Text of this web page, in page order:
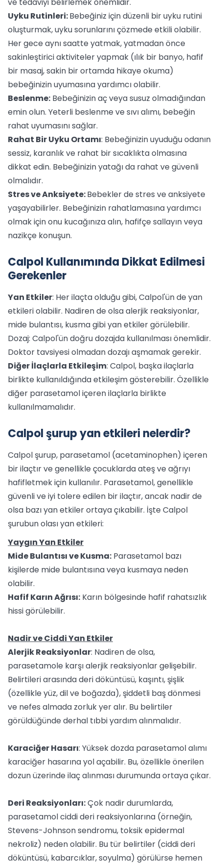
Uyku Rutinleri:Bebeğiniz için düzenli bir uyku rutini
oluşturmak, uyku sorunlarını çözmede etkili olabilir.
Her gece aynı saatte yatmak, yatmadan önce
sakinleştirici aktiviteler yapmak (ılık bir banyo, hafif
bir masaj, sakin bir ortamda hikaye okuma)
bebeğinizin uyumasına yardımcı olabilir.
Beslenme: Bebeğinizin aç veya susuz olmadığından
emin olun. Yeterli beslenme ve sıvı alımı, bebeğin
rahat uyumasını sağlar.
Rahat Bir Uyku Ortamı: Bebeğinizin uyuduğu odanın
sessiz, karanlık ve rahat bir sıcaklıkta olmasına
dikkat edin. Bebeğinizin yatağı da rahat ve güvenli
olmalıdır.
Stres ve Anksiyete:Bebekler de stres ve anksiyete
yaşayabilirler. Bebeğinizin rahatlamasına yardımcı
olmak için onu kucağınıza alın, hafifçe sallayın veya
nazikçe konuşun.
Calpol Kullanımında Dikkat Edilmesi
Gerekenler
Yan Etkiler: Her ilaçta olduğu gibi, Calpol'ün de yan
etkileri olabilir. Nadiren de olsa alerjik reaksiyonlar,
mide bulantısı, kusma gibi yan etkiler görülebilir.
Dozaj: Calpol'ün doğru dozajda kullanılması önemlidir.
Doktor tavsiyesi olmadan dozajı aşmamak gerekir.
Diğer İlaçlarla Etkileşim: Calpol, başka ilaçlarla
birlikte kullanıldığında etkileşim gösterebilir. Özellikle
diğer parasetamol içeren ilaçlarla birlikte
kullanılmamalıdır.
Calpol şurup yan etkileri nelerdir?
Calpol şurup, parasetamol (acetaminophen) içeren
bir ilaçtır ve genellikle çocuklarda ateş ve ağrıyı
hafifletmek için kullanılır. Parasetamol, genellikle
güvenli ve iyi tolere edilen bir ilaçtır, ancak nadir de
olsa bazı yan etkiler ortaya çıkabilir. İşte Calpol
şurubun olası yan etkileri:
Yaygın Yan Etkiler
Mide Bulantısı ve Kusma: Parasetamol bazı
kişilerde mide bulantısına veya kusmaya neden
olabilir.
Hafif Karın Ağrısı: Karın bölgesinde hafif rahatsızlık
hissi görülebilir.
Nadir ve Ciddi Yan Etkiler
Alerjik Reaksiyonlar: Nadiren de olsa,
parasetamole karşı alerjik reaksiyonlar gelişebilir.
Belirtileri arasında deri döküntüsü, kaşıntı, şişlik
(özellikle yüz, dil ve boğazda), şiddetli baş dönmesi
ve nefes almada zorluk yer alır. Bu belirtiler
görüldüğünde derhal tıbbi yardım alınmalıdır.
Karaciğer Hasarı: Yüksek dozda parasetamol alımı
karaciğer hasarına yol açabilir. Bu, özellikle önerilen
dozun üzerinde ilaç alınması durumunda ortaya çıkar.
Deri Reaksiyonları:Çok nadir durumlarda,
parasetamol ciddi deri reaksiyonlarına (örneğin,
Stevens-Johnson sendromu, toksik epidermal
nekroliz) neden olabilir. Bu tür belirtiler (ciddi deri
döküntüsü, kabarcıklar, soyulma) görülürse hemen